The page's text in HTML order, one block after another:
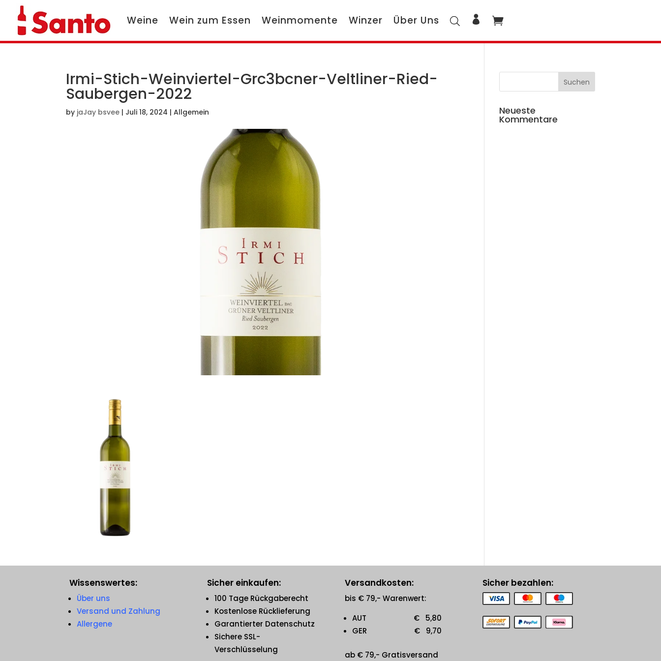
Weine Wein zum Essen Weinmomente Winzer Über Uns
Irmi-Stich-Weinviertel-Grc3bcner-Veltliner-Ried-
Saubergen-2022
by jaJay bsvee | Juli 18, 2024 | Allgemein Neueste
Kommentare
Wissenswertes:
Über uns
Versand und Zahlung
Allergene
Sicher einkaufen:
100 Tage Rückgaberecht
Kostenlose Rücklieferung
Garantierter Datenschutz
Sichere SSL-
Verschlüsselung
Versandkosten:
bis € 79,- Warenwert:
AUT € 5,80
GER € 9,70
ab € 79,- Gratisversand
Sicher bezahlen: